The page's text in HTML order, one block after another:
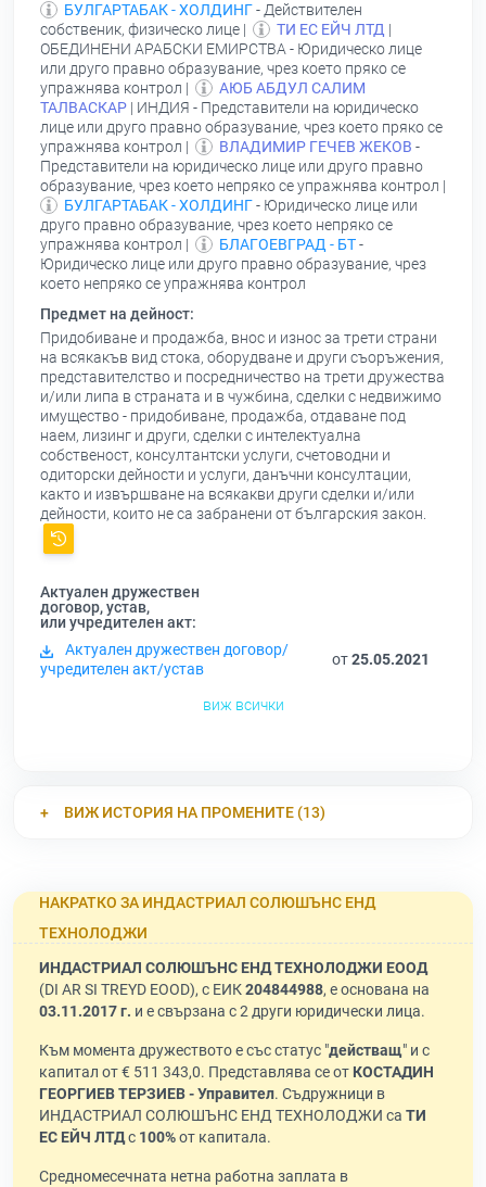
БУЛГАРТАБАК - ХОЛДИНГ- Действителен
собственик, физическо лице |
ТИ ЕС ЕЙЧ ЛТД |
ОБЕДИНЕНИ АРАБСКИ ЕМИРСТВА - Юридическо лице
или друго правно образувание, чрез което пряко се
упражнява контрол |
АЮБ АБДУЛ САЛИМ
ТАЛВАСКАР | ИНДИЯ - Представители на юридическо
лице или друго правно образувание, чрез което пряко се
упражнява контрол |
ВЛАДИМИР ГЕЧЕВ ЖЕКОВ -
Представители на юридическо лице или друго правно
образувание, чрез което непряко се упражнява контрол |
БУЛГАРТАБАК - ХОЛДИНГ- Юридическо лице или
друго правно образувание, чрез което непряко се
упражнява контрол |
БЛАГОЕВГРАД - БТ-
Юридическо лице или друго правно образувание, чрез
което непряко се упражнява контрол
Предмет на дейност:
Придобиване и продажба, внос и износ за трети страни
на всякакъв вид стока, оборудване и други съоръжения,
представителство и посредничество на трети дружества
и/или липа в страната и в чужбина, сделки с недвижимо
имущество - придобиване, продажба, отдаване под
наем, лизинг и други, сделки с интелектуална
собственост, консултантски услуги, счетоводни и
одиторски дейности и услуги, данъчни консултации,
както и извършване на всякакви други сделки и/или
дейности, които не са забранени от българския закон.
Актуален дружествен
договор, устав,
или учредителен акт:
Актуален дружествен договор/
учредителен акт/устав
от25.05.2021
виж всички
ВИЖ ИСТОРИЯ НА ПРОМЕНИТЕ (13)
НАКРАТКО ЗА ИНДАСТРИАЛ СОЛЮШЪНС ЕНД
ТЕХНОЛОДЖИ
ИНДАСТРИАЛ СОЛЮШЪНС ЕНД ТЕХНОЛОДЖИ ЕООД
(DI AR SI TREYD EOOD), с ЕИК204844988, е основана на
03.11.2017 г. и е свързана с 2 други юридически лица.
Към момента дружеството е със статус "действащ" и с
капитал от € 511 343,0. Представлява се от КОСТАДИН
ГЕОРГИЕВ ТЕРЗИЕВ - Управител. Съдружници в
ИНДАСТРИАЛ СОЛЮШЪНС ЕНД ТЕХНОЛОДЖИ са ТИ
ЕС ЕЙЧ ЛТДс 100%от капитала.
Средномесечната нетна работна заплата в